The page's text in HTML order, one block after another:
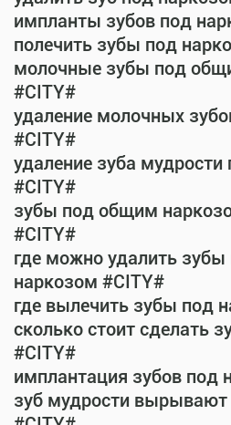
импланты зубов под
полечить зубы под
молочные зубы под
#CITY#
удаление молочных
#CITY#
удаление зуба
#CITY#
зубы под общим
#CITY#
где можно удалить
наркозом #CITY#
где вылечить зубы под
сколько стоит сделать
#CITY#
имплантация зубов под
зуб мудрости